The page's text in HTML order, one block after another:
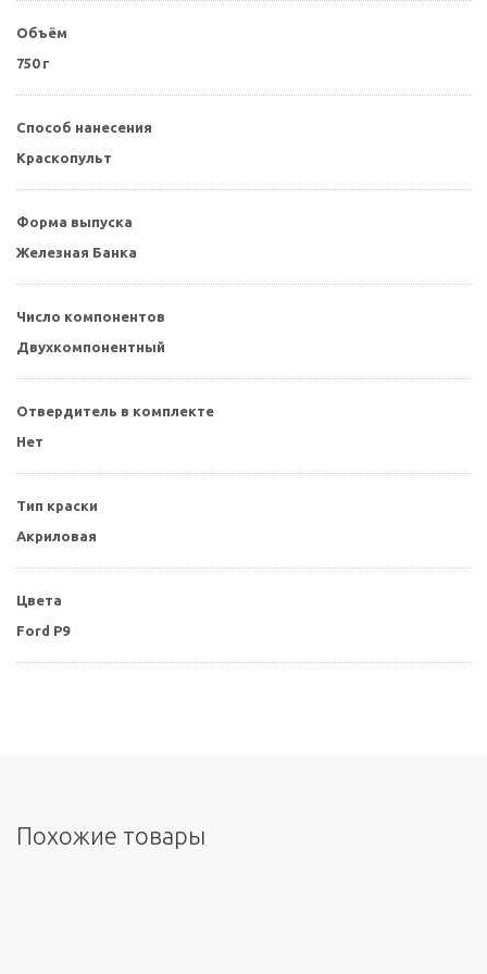
Объём
750 г
Способ нанесения
Краскопульт
Форма выпуска
Железная Банка
Число компонентов
Двухкомпонентный
Отвердитель в комплекте
Нет
Тип краски
Акриловая
Цвета
Ford P9
Похожие товары